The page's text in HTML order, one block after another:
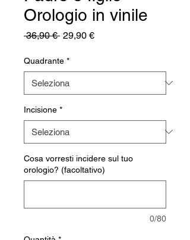
Orologio in vinile
36,90 € Prezzo
29,90 €Prezzo
Quadrante *
Incisione *
Cosa vorresti incidere sul tuo
orologio? (facoltativo)
0/80